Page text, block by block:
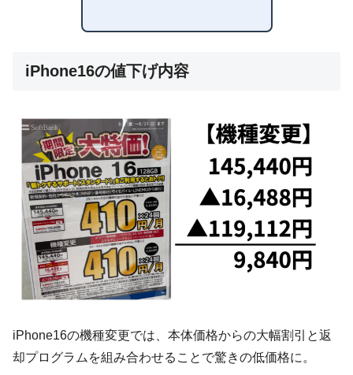
iPhone16の値下げ内容
iPhone16の機種変更では、本体価格からの大幅割引と返
却プログラムを組み合わせることで驚きの低価格に。